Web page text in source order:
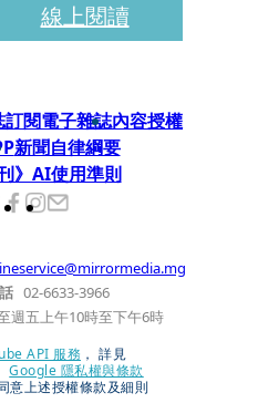
線上閱讀
訂閱電子雜誌內容授權
新聞自律綱要
》AI使用準則
02-6633-3966
週五上午10時至下午6時
API 服務 ， 詳見
Google 隱私權與條款
意上述授權條款及細則